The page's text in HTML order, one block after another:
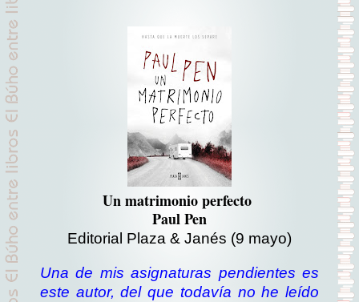
Un matrimonio perfecto
Paul Pen
Editorial Plaza & Janés (9 mayo)
Una de mis asignaturas pendientes es
este autor, del que todavía no he leído